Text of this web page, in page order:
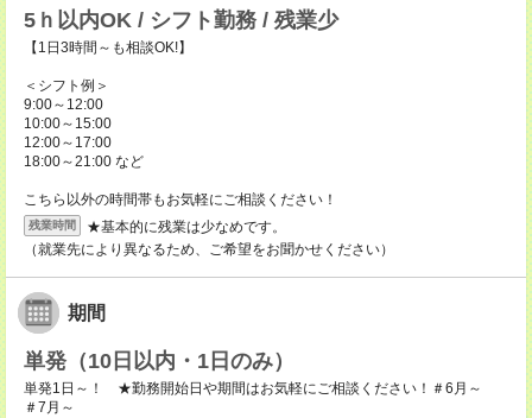
5ｈ以内OK / シフト勤務 / 残業少
【1日3時間～も相談OK!】
＜シフト例＞
9:00～12:00
10:00～15:00
12:00～17:00
18:00～21:00 など
こちら以外の時間帯もお気軽にご相談ください！
残業時間
★基本的に残業は少なめです。
（就業先により異なるため、ご希望をお聞かせください）
期間
単発（10日以内・1日のみ）
単発1日～！ ★勤務開始日や期間はお気軽にご相談ください！＃6月～
＃7月～